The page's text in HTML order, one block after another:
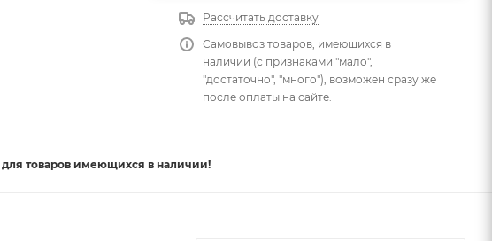
Рассчитать доставку
Самовывоз товаров, имеющихся в
наличии (с признаками "мало",
"достаточно", "много"), возможен сразу же
после оплаты на сайте.
для товаров имеющихся в наличии!